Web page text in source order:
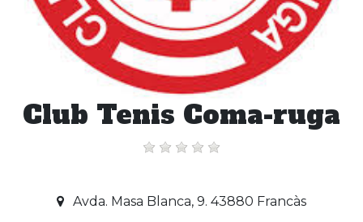
Club Tenis Coma-ruga
Avda. Masa Blanca, 9. 43880 Francàs